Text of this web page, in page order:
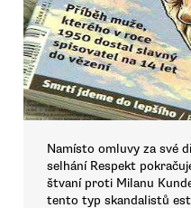
Namísto omluvy za své
selhání Respekt
štvaní proti Milanu
tento typ skandalistů